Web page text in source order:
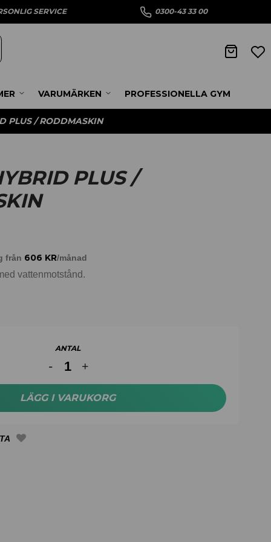
SERVICE 0300-43 33 00
VARUMÄRKEN PROFESSIONELLA GYM
PLUS / RODDMASKIN
PLUS /
från 606 KR/månad
vattenmotstånd.
ANTAL
LÄGG I VARUKORG